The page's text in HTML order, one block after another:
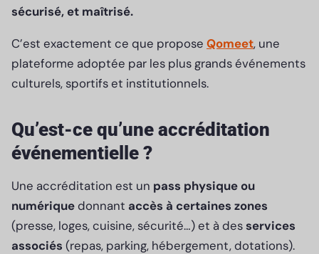
sécurisé, et maîtrisé.
C’est exactement ce que propose Qomeet, une
plateforme adoptée par les plus grands événements
culturels, sportifs et institutionnels.
Qu’est-ce qu’une accréditation
événementielle ?
Une accréditation est un pass physique ou
numériquedonnant accès à certaines zones
(presse, loges, cuisine, sécurité…) et à desservices
associés (repas, parking, hébergement, dotations).